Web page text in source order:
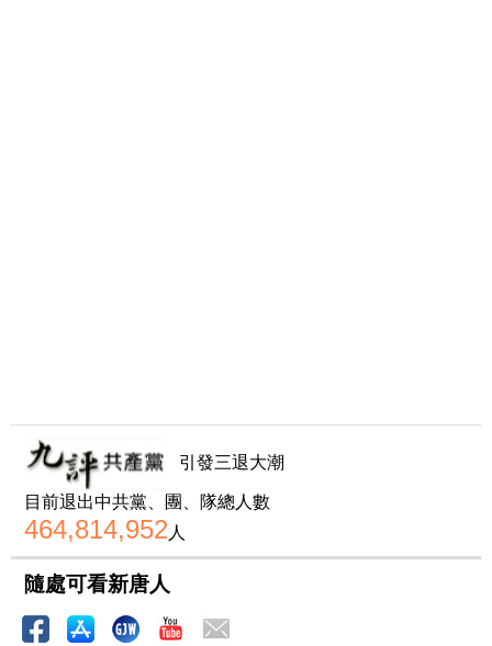
引發三退大潮
目前退出中共黨、團、隊總人數
464,814,952 人
隨處可看新唐人